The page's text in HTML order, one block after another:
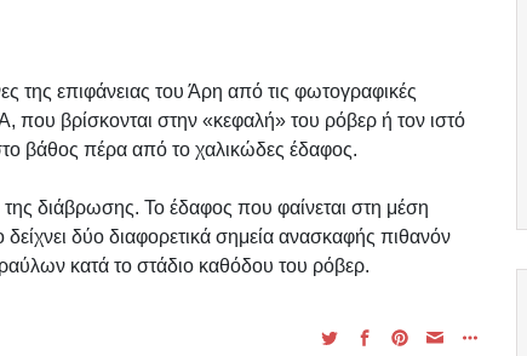
της επιφάνειας του Άρη από τις φωτογραφικές
που βρίσκονται στην «κεφαλή» του ρόβερ ή τον ιστό
βάθος πέρα από το χαλικώδες έδαφος.
διάβρωσης. Το έδαφος που φαίνεται στη μέση
δύο διαφορετικά σημεία ανασκαφής πιθανόν
κατά το στάδιο καθόδου του ρόβερ.